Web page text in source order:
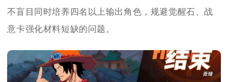
不盲目同时培养四名以上输出角色，规避觉醒石、战
意卡强化材料短缺的问题。